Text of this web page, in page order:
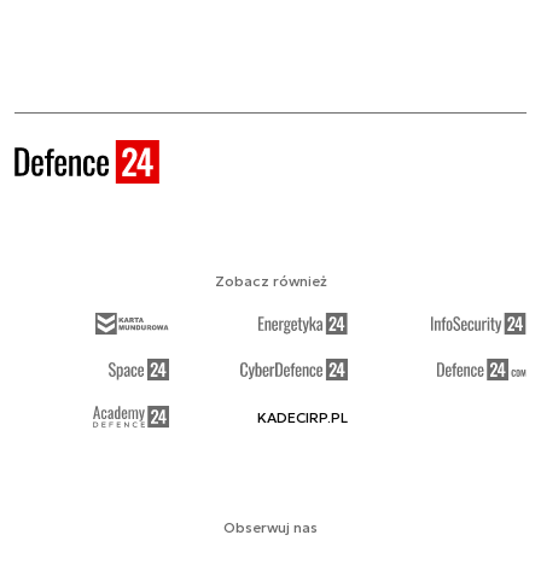
Obserwuj nas
Zobacz również
KADECIRP.PL